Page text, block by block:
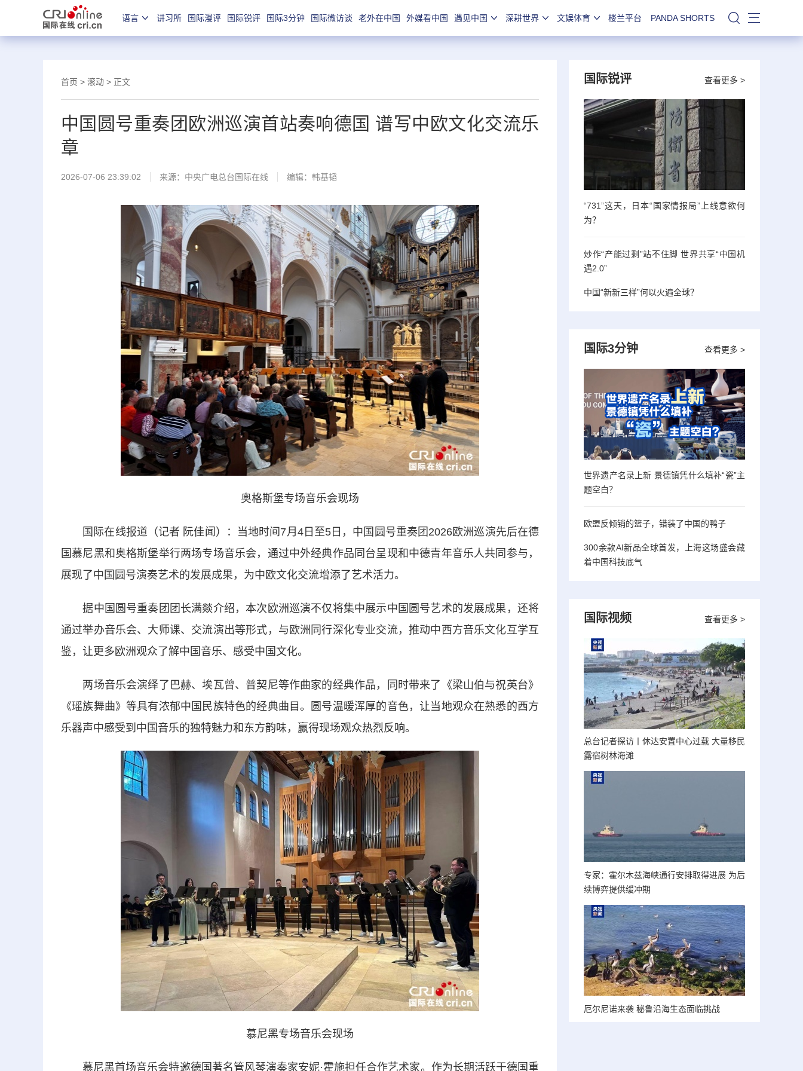
语言 讲习所 国际漫评 国际锐评 国际3分钟 国际微访谈 老外在中国 外媒看中国 遇见中国 深耕世界 文娱体育 楼兰平台 PANDA SHORTS 站内搜索
首页 > 滚动 > 正文
中国圆号重奏团欧洲巡演首站奏响德国 谱写中欧文化交流乐
章
2026-07-06 23:39:02 来源：中央广电总台国际在线 编辑：韩基韬
奥格斯堡专场音乐会现场
国际在线报道（记者 阮佳闻）：当地时间7月4日至5日，中国圆号重奏团2026欧洲巡演先后在德
国慕尼黑和奥格斯堡举行两场专场音乐会，通过中外经典作品同台呈现和中德青年音乐人共同参与，
展现了中国圆号演奏艺术的发展成果，为中欧文化交流增添了艺术活力。
据中国圆号重奏团团长满燚介绍，本次欧洲巡演不仅将集中展示中国圆号艺术的发展成果，还将
通过举办音乐会、大师课、交流演出等形式，与欧洲同行深化专业交流，推动中西方音乐文化互学互
鉴，让更多欧洲观众了解中国音乐、感受中国文化。
两场音乐会演绎了巴赫、埃瓦曾、普契尼等作曲家的经典作品，同时带来了《梁山伯与祝英台》
《瑶族舞曲》等具有浓郁中国民族特色的经典曲目。圆号温暖浑厚的音色，让当地观众在熟悉的西方
乐器声中感受到中国音乐的独特魅力和东方韵味，赢得现场观众热烈反响。
慕尼黑专场音乐会现场
慕尼黑首场音乐会特邀德国著名管风琴演奏家安妮·霍施担任合作艺术家。作为长期活跃于德国重
查看更多 >
国际锐评
“731”这天，日本“国家情报局”上线意欲何
为？
炒作“产能过剩”站不住脚 世界共享“中国机
遇2.0”
中国“新新三样”何以火遍全球？
查看更多 >
国际3分钟
世界遗产名录上新 景德镇凭什么填补“瓷”主
题空白？
欧盟反倾销的篮子，错装了中国的鸭子
300余款AI新品全球首发，上海这场盛会藏
着中国科技底气
查看更多 >
国际视频
总台记者探访丨休达安置中心过载 大量移民
露宿树林海滩
专家：霍尔木兹海峡通行安排取得进展 为后
续博弈提供缓冲期
厄尔尼诺来袭 秘鲁沿海生态面临挑战